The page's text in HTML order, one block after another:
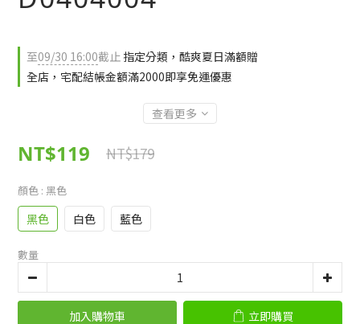
至09/30 16:00截止 指定分類，酷爽夏日滿額贈
全店，宅配結帳金額滿2000即享免運優惠
查看更多
NT$119 NT$179
顏色 : 黑色
黑色 白色 藍色
數量
加入購物車 立即購買